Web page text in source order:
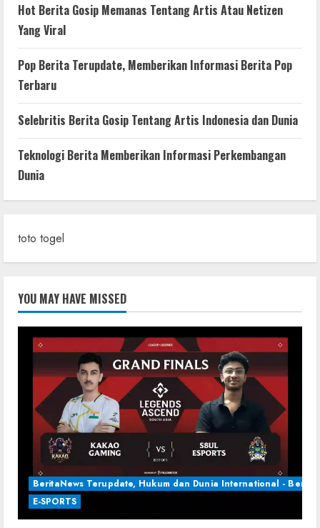
Hot Berita Gosip Memanas Tentang Artis Atau Netizen
Yang Viral
Pop Berita Terupdate, Memberikan Informasi Berita Pop
Terbaru
Selebritis Berita Gosip Tentang Artis Indonesia dan Dunia
Teknologi Berita Memberikan Informasi Perkembangan
Dunia
toto togel
YOU MAY HAVE MISSED
BeritaNews Terupdate, Hukum dan Dunia International - Berita
E-SPORTS